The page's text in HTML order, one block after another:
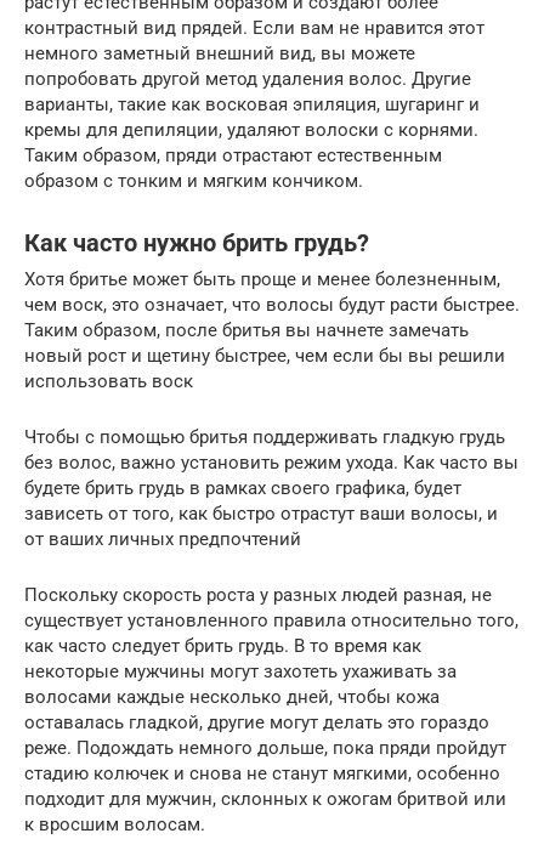
контрастный вид прядей. Если вам не нравится этот
немного заметный внешний вид, вы можете
попробовать другой метод удаления волос. Другие
варианты, такие как восковая эпиляция, шугаринг и
кремы для депиляции, удаляют волоски с корнями.
Таким образом, пряди отрастают естественным
образом с тонким и мягким кончиком.
Как часто нужно брить грудь?
Хотя бритье может быть проще и менее болезненным,
чем воск, это означает, что волосы будут расти быстрее.
Таким образом, после бритья вы начнете замечать
новый рост и щетину быстрее, чем если бы вы решили
использовать воск
Чтобы с помощью бритья поддерживать гладкую грудь
без волос, важно установить режим ухода. Как часто вы
будете брить грудь в рамках своего графика, будет
зависеть от того, как быстро отрастут ваши волосы, и
от ваших личных предпочтений
Поскольку скорость роста у разных людей разная, не
существует установленного правила относительно того,
как часто следует брить грудь. В то время как
некоторые мужчины могут захотеть ухаживать за
волосами каждые несколько дней, чтобы кожа
оставалась гладкой, другие могут делать это гораздо
реже. Подождать немного дольше, пока пряди пройдут
стадию колючек и снова не станут мягкими, особенно
подходит для мужчин, склонных к ожогам бритвой или
к вросшим волосам.